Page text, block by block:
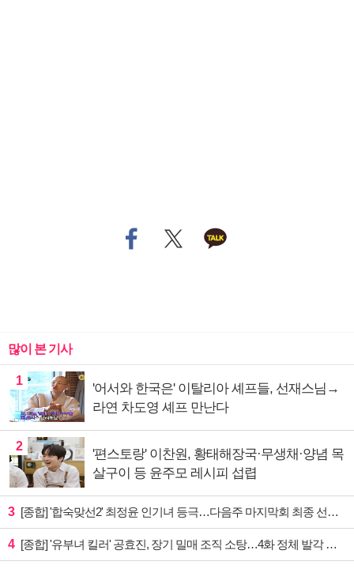
많이 본 기사
1
'어서와 한국은' 이탈리아 셰프들, 선재스님→
라연 차도영 셰프 만난다
2
'편스토랑' 이찬원, 황태해장국·무생채·양념 목
살구이 등 윤주모 레시피 섭렵
3 [종합] '합숙맞선2' 최정윤 인기녀 등극…다음주 마지막회 최종 선택 예고
4 [종합] '유부녀 킬러' 공효진, 장기 밀매 조직 소탕…4화 정체 발각 위기 예고